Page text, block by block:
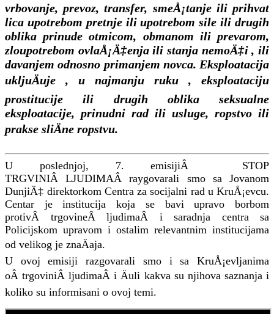
vrbovanje, prevoz, transfer, smeÅ¡tanje ili prihvat
lica upotrebom pretnje ili upotrebom sile ili drugih
oblika prinude otmicom, obmanom ili prevarom,
zloupotrebom ovlaÅ¡Ä‡enja ili stanja nemoÄ‡i , ili
davanjem odnosno primanjem novca. Eksploatacija
ukljuÄuje , u najmanju ruku , eksploataciju
prostitucije ili drugih oblika seksualne
eksploatacije, prinudni rad ili usluge, ropstvo ili
prakse sliÄne ropstvu.
U poslednjoj, 7. emisijiÂ STOP
TRGVINIÂ LJUDIMAÂ raygovarali smo sa Jovanom
DunjiÄ‡ direktorkom Centra za socijalni rad u KruÅ¡evcu.
Centar je institucija koja se bavi upravo borbom
protivÂ trgovineÂ ljudimaÂ i saradnja centra sa
Policijskom upravom i ostalim relevantnim institucijama
od velikog je znaÄaja.
U ovoj emisiji razgovarali smo i sa KruÅ¡evljanima
oÂ trgoviniÂ ljudimaÂ i Äuli kakva su njihova saznanja i
koliko su informisani o ovoj temi.